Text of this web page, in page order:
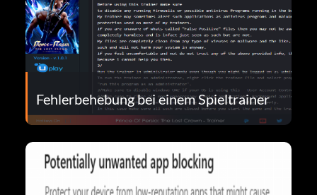
Fehlerbehebung bei einem Spieltrainer